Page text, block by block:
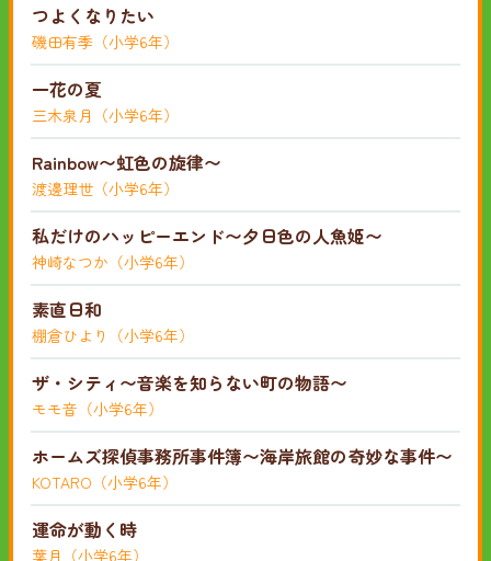
つよくなりたい
磯田有季（小学6年）
一花の夏
三木泉月（小学6年）
Rainbow〜虹色の旋律〜
渡邊理世（小学6年）
私だけのハッピーエンド〜夕日色の人魚姫〜
神崎なつか（小学6年）
素直日和
棚倉ひより（小学6年）
ザ・シティ〜音楽を知らない町の物語〜
モモ音（小学6年）
ホームズ探偵事務所事件簿〜海岸旅館の奇妙な事件〜
KOTARO（小学6年）
運命が動く時
葉月（小学6年）